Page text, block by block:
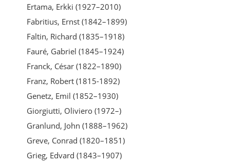
Ertama, Erkki (1927–2010)
Fabritius, Ernst (1842–1899)
Faltin, Richard (1835–1918)
Fauré, Gabriel (1845–1924)
Franck, César (1822–1890)
Franz, Robert (1815-1892)
Genetz, Emil (1852–1930)
Giorgiutti, Oliviero (1972–)
Granlund, John (1888–1962)
Greve, Conrad (1820–1851)
Grieg, Edvard (1843–1907)